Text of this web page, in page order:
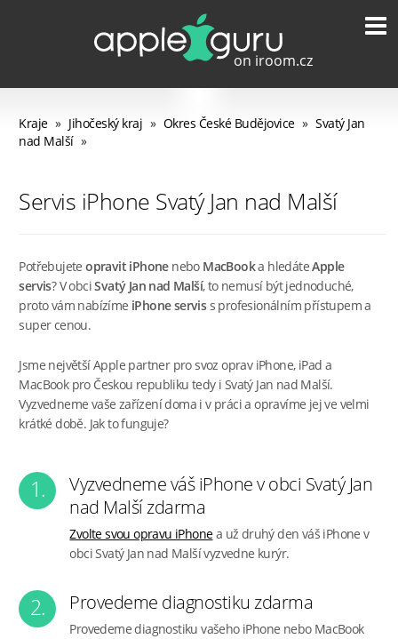
Kraje » Jihočeský kraj » Okres České Budějovice » Svatý Jan
nad Malší »
Servis iPhone Svatý Jan nad Malší
Potřebujeteopravit iPhonenebo MacBooka hledáteApple
servis? V obciSvatý Jan nad Malší, to nemusí být jednoduché,
proto vám nabízíme iPhone serviss profesionálním přístupem a
super cenou.
Jsme největší Apple partner pro svoz oprav iPhone, iPad a
MacBook pro Českou republiku tedy i Svatý Jan nad Malší.
Vyzvedneme vaše zařízení doma i v práci a opravíme jej ve velmi
krátké době. Jak to funguje?
1.
Vyzvedneme váš iPhone v obci Svatý Jan
nad Malší zdarma
Zvolte svou opravu iPhonea už druhý den váš iPhone v
obci Svatý Jan nad Malší vyzvedne kurýr.
2. Provedeme diagnostiku zdarma
Provedeme diagnostiku vašeho iPhone nebo MacBook